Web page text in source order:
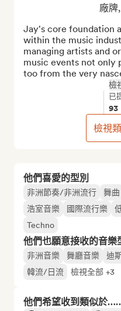
他們喜愛的型別
非洲節奏/非洲流行 舞曲
浩室音樂
國際流行樂
Techno
他們也願意接收的音樂
非洲音樂 舞廳音樂 迪
韓流/日流
檢視全部 +3
他們希望收到類似於
廠牌
Jay's core foundation
within the music
managing artists and
music events not only
too from the very
檢
已
93
檢視